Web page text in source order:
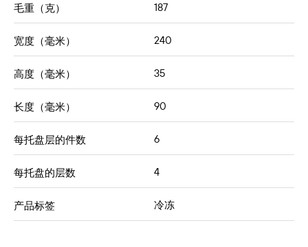
毛重（克） 187
宽度（毫米） 240
高度（毫米） 35
长度（毫米） 90
每托盘层的件数 6
每托盘的层数 4
产品标签 冷冻